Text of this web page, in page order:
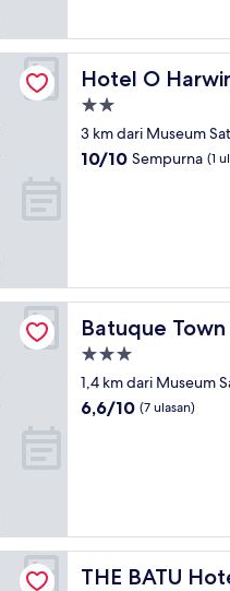
Hotel O
Hotel O Harwin
Properti
bintang
2.0
3 km dari Museum
10.0
10/10 Sempurna (1
Batuque Town
Batuque Town
Properti
bintang
3.0
1,4 km dari Museum
6.6
6,6/10 (7 ulasan)
THE BATU
THE BATU Hotel &